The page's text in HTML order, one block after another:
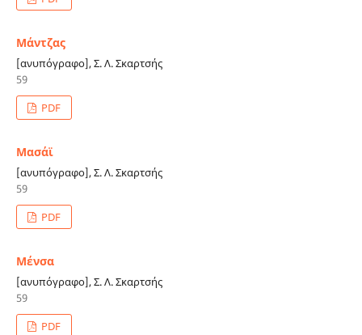
Μάντζας
[ανυπόγραφο], Σ. Λ. Σκαρτσής
59
PDF
Μασάϊ
[ανυπόγραφο], Σ. Λ. Σκαρτσής
59
PDF
Μένσα
[ανυπόγραφο], Σ. Λ. Σκαρτσής
59
PDF